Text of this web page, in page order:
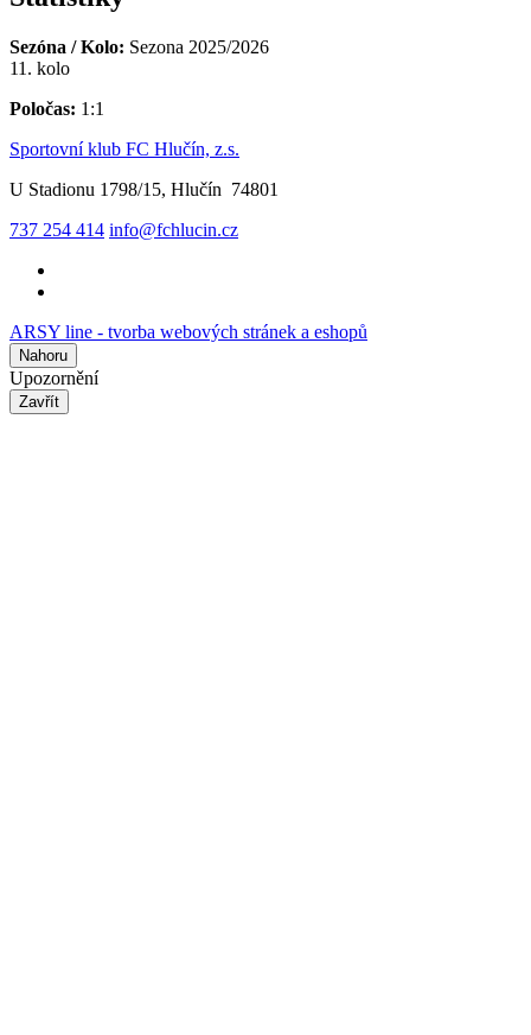
Sezóna / Kolo: Sezona 2025/2026
11. kolo
Poločas: 1:1
Sportovní klub FC Hlučín, z.s.
U Stadionu 1798/15, Hlučín 74801
737 254 414 info@fchlucin.cz
ARSY line - tvorba webových stránek a eshopů
Nahoru
Upozornění
Zavřít